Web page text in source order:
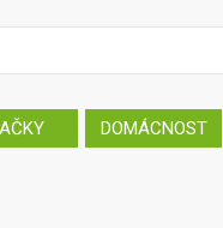
DOMÁCNOST